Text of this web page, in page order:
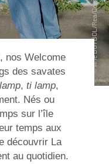
nos Welcome
des savates
, ti lamp,
Nés ou
sur l’île
temps aux
découvrir La
au quotidien.